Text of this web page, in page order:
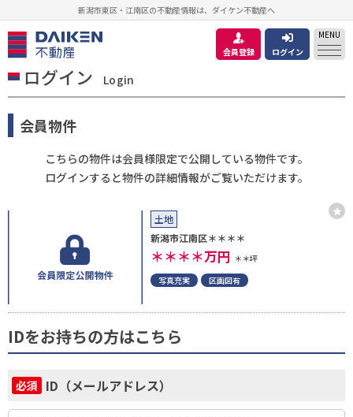
新潟市東区・江南区の不動産情報は、ダイケン不動産へ
会員登録 ログイン
MENU
ログイン Login
会員物件
こちらの物件は会員様限定で公開している物件です。
ログインすると物件の詳細情報がご覧いただけます。
土地
新潟市江南区＊＊＊＊
＊＊＊＊万円 ＊＊坪
写真充実
区画図有
IDをお持ちの方はこちら
必須 ID（メールアドレス）